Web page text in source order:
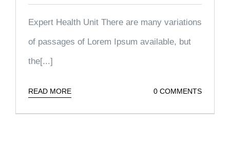
Expert Health Unit There are many variations
of passages of Lorem Ipsum available, but
the[...]
READ MORE 0 COMMENTS